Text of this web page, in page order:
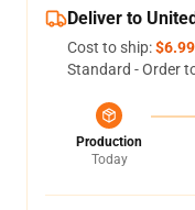
Deliver to
Cost to ship:$6.99
Standard - Order
Production
Today